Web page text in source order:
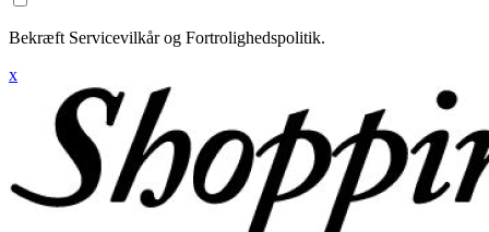
Bekræft Servicevilkår og Fortrolighedspolitik.
x